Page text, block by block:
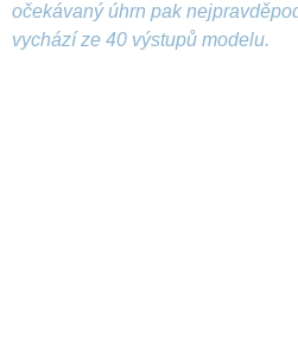
očekávaný úhrn pak
vychází ze 40 výstupů modelu.